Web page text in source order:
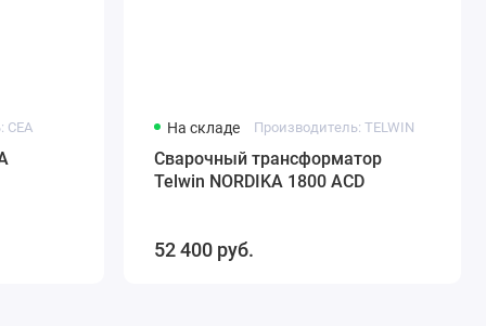
CEA На складе Производитель: TELWIN
Сварочный трансформатор
Telwin NORDIKA 1800 ACD
52 400 руб.